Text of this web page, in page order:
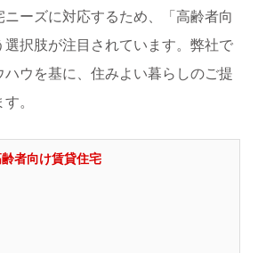
ーズに対応するため、「高齢者向
択肢が注目されています。弊社で
ウを基に、住みよい暮らしのご提
。
者向け賃貸住宅